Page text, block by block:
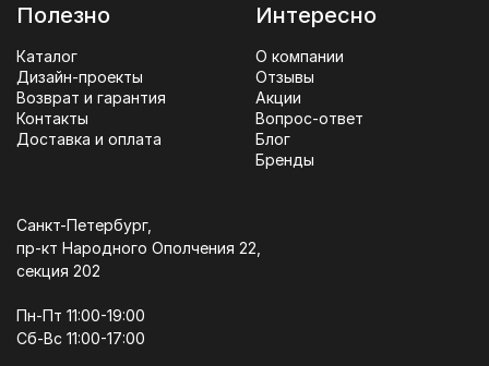
Полезно
Каталог
Дизайн-проекты
Возврат и гарантия
Контакты
Доставка и оплата
Интересно
О компании
Отзывы
Акции
Вопрос-ответ
Блог
Бренды
Санкт-Петербург,
пр-кт Народного Ополчения 22,
секция 202
Пн-Пт 11:00-19:00
Сб-Вс 11:00-17:00